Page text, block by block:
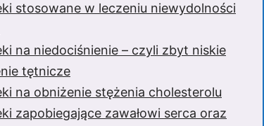
stosowane w leczeniu niewydolności
na niedociśnienie – czyli zbyt niskie
tętnicze
na obniżenie stężenia cholesterolu
zapobiegające zawałowi serca oraz